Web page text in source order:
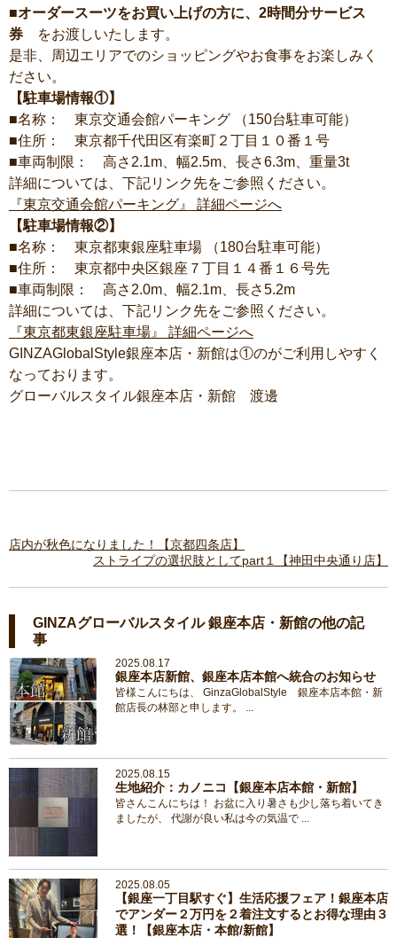
■オーダースーツをお買い上げの方に、2時間分サービス
券 をお渡しいたします。
是非、周辺エリアでのショッピングやお食事をお楽しみく
ださい。
【駐車場情報①】
■名称： 東京交通会館パーキング （150台駐車可能）
■住所： 東京都千代田区有楽町２丁目１０番１号
■車両制限： 高さ2.1m、幅2.5m、長さ6.3m、重量3t
詳細については、下記リンク先をご参照ください。
『東京交通会館パーキング』 詳細ページへ
【駐車場情報②】
■名称： 東京都東銀座駐車場 （180台駐車可能）
■住所： 東京都中央区銀座７丁目１４番１６号先
■車両制限： 高さ2.0m、幅2.1m、長さ5.2m
詳細については、下記リンク先をご参照ください。
『東京都東銀座駐車場』 詳細ページへ
GINZAGlobalStyle銀座本店・新館は①のがご利用しやすく
なっております。
グローバルスタイル銀座本店・新館 渡邊
店内が秋色になりました！【京都四条店】
ストライプの選択肢としてpart１【神田中央通り店】
GINZAグローバルスタイル 銀座本店・新館の他の記
事
2025.08.17
銀座本店新館、銀座本店本館へ統合のお知らせ
皆様こんにちは、 GinzaGlobalStyle 銀座本店本館・新
館店長の林部と申します。 ...
2025.08.15
生地紹介：カノニコ【銀座本店本館・新館】
皆さんこんにちは！ お盆に入り暑さも少し落ち着いてき
ましたが、 代謝が良い私は今の気温で ...
2025.08.05
【銀座一丁目駅すぐ】生活応援フェア！銀座本店
でアンダー２万円を２着注文するとお得な理由３
選！【銀座本店・本館/新館】